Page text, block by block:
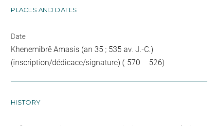
PLACES AND DATES
Date
Khenemibrê Amasis (an 35 ; 535 av. J.-C.)
(inscription/dédicace/signature) (-570 - -526)
HISTORY